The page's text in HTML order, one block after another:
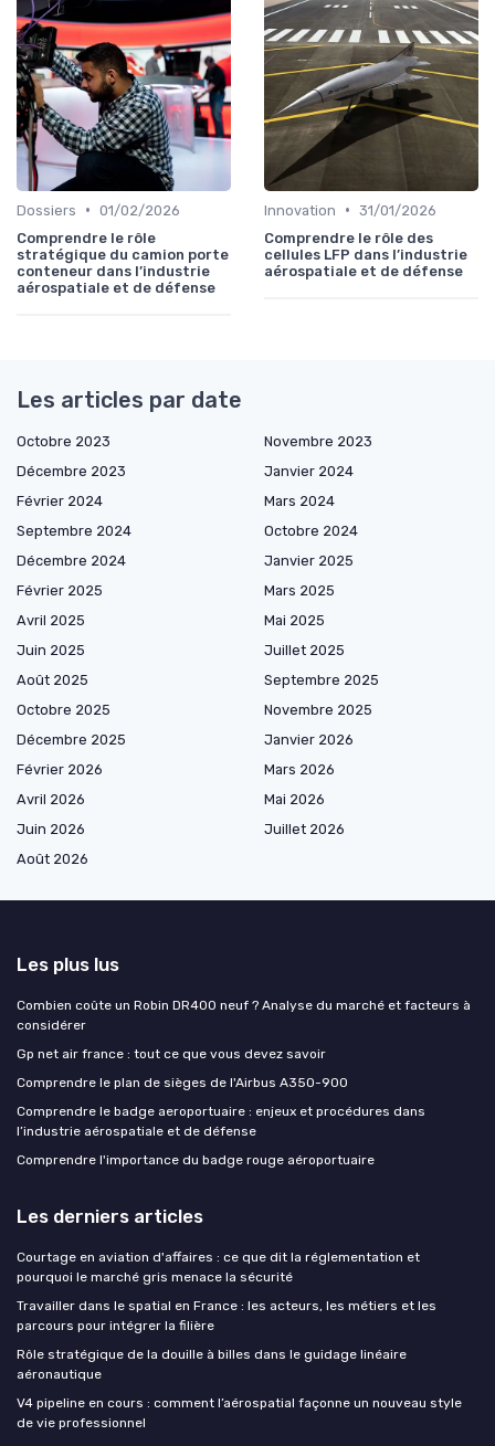
Dossiers • 01/02/2026
Comprendre le rôle
stratégique du camion porte
conteneur dans l’industrie
aérospatiale et de défense
Innovation • 31/01/2026
Comprendre le rôle des
cellules LFP dans l’industrie
aérospatiale et de défense
Les articles par date
Octobre 2023
Novembre 2023
Décembre 2023
Janvier 2024
Février 2024
Mars 2024
Septembre 2024
Octobre 2024
Décembre 2024
Janvier 2025
Février 2025
Mars 2025
Avril 2025
Mai 2025
Juin 2025
Juillet 2025
Août 2025
Septembre 2025
Octobre 2025
Novembre 2025
Décembre 2025
Janvier 2026
Février 2026
Mars 2026
Avril 2026
Mai 2026
Juin 2026
Juillet 2026
Août 2026
Les plus lus
Combien coûte un Robin DR400 neuf ? Analyse du marché et facteurs à
considérer
Gp net air france : tout ce que vous devez savoir
Comprendre le plan de sièges de l'Airbus A350-900
Comprendre le badge aeroportuaire : enjeux et procédures dans
l’industrie aérospatiale et de défense
Comprendre l'importance du badge rouge aéroportuaire
Les derniers articles
Courtage en aviation d'affaires : ce que dit la réglementation et
pourquoi le marché gris menace la sécurité
Travailler dans le spatial en France : les acteurs, les métiers et les
parcours pour intégrer la filière
Rôle stratégique de la douille à billes dans le guidage linéaire
aéronautique
V4 pipeline en cours : comment l’aérospatial façonne un nouveau style
de vie professionnel